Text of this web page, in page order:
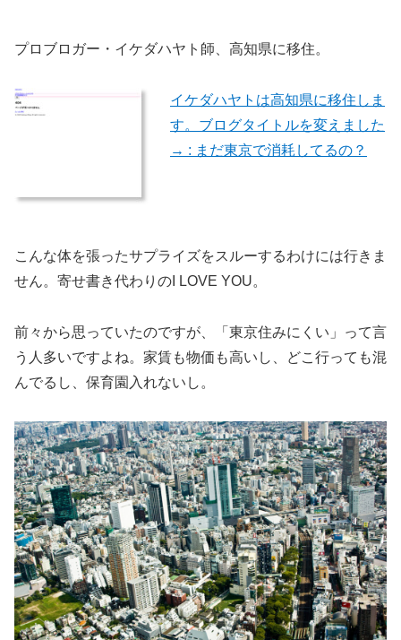
プロブロガー・イケダハヤト師、高知県に移住。
イケダハヤトは高知県に移住しま
す。ブログタイトルを変えました
→ : まだ東京で消耗してるの？
こんな体を張ったサプライズをスルーするわけには行きま
せん。寄せ書き代わりのI LOVE YOU。
前々から思っていたのですが、「東京住みにくい」って言
う人多いですよね。家賃も物価も高いし、どこ行っても混
んでるし、保育園入れないし。